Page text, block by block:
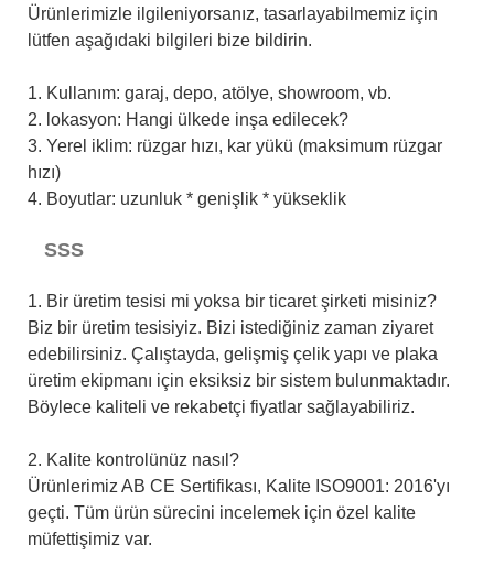
Ürünlerimizle ilgileniyorsanız, tasarlayabilmemiz için
lütfen aşağıdaki bilgileri bize bildirin.
1. Kullanım: garaj, depo, atölye, showroom, vb.
2. lokasyon: Hangi ülkede inşa edilecek?
3. Yerel iklim: rüzgar hızı, kar yükü (maksimum rüzgar
hızı)
4. Boyutlar: uzunluk * genişlik * yükseklik
SSS
1. Bir üretim tesisi mi yoksa bir ticaret şirketi misiniz?
Biz bir üretim tesisiyiz. Bizi istediğiniz zaman ziyaret
edebilirsiniz. Çalıştayda, gelişmiş çelik yapı ve plaka
üretim ekipmanı için eksiksiz bir sistem bulunmaktadır.
Böylece kaliteli ve rekabetçi fiyatlar sağlayabiliriz.
2. Kalite kontrolünüz nasıl?
Ürünlerimiz AB CE Sertifikası, Kalite ISO9001: 2016'yı
geçti. Tüm ürün sürecini incelemek için özel kalite
müfettişimiz var.